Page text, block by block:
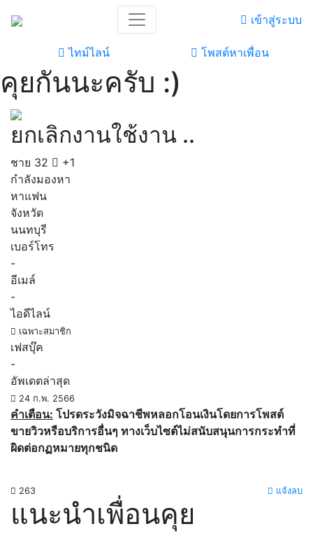
เข้าสู่ระบบ
ไทม์ไลน์ โพสต์หาเพื่อน
คุยกันนะครับ :)
ยกเลิกงานใช้งาน ..
ชาย 32
+1
กำลังมองหา
หาแฟน
จังหวัด
นนทบุรี
เบอร์โทร
-
อีเมล์
-
ไอดีไลน์
เฉพาะสมาชิก
เฟสบุ๊ค
-
อัพเดตล่าสุด
24 ก.พ. 2566
คำเตือน: โปรดระวังมิจฉาชีพหลอกโอนเงินโดยการโพสต์
ขายวิวหรือบริการอื่นๆ ทางเว็บไซต์ไม่สนับสนุนการกระทำที่
ผิดต่อกฏหมายทุกชนิด
263 แจ้งลบ
แนะนำเพื่อนคุย